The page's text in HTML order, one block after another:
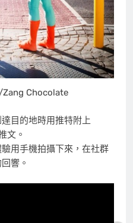
Chocolate
目的地時用推特附上
文。
用手機拍攝下來，在社群
響。